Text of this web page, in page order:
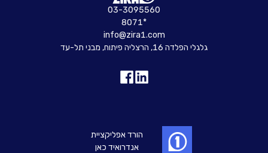
03-3095560
8071*
info@zira1.com
גלגלי הפלדה 16, הרצליה פיתוח, מבני תל-עד
הורד אפליקציית
אנדרואיד כאן